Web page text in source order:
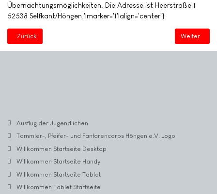
Übernachtungsmöglichkeiten. Die Adresse ist Heerstraße 1
52538 Selfkant/Höngen.'|marker='1'|align='center'}
Vorheriger Beitrag: Datenschutzerklärung Internetauftritt
Zurück Nächster
Weiter
Ausflug der Jugendlichen
Tommler-, Pfeifer- und Fanfarencorps Höngen e.V. Logo
Willkommen Startseite Desktop
Willkommen Startseite Handy
Willkommen Startseite Tablet
Willkommen Tablet Startseite